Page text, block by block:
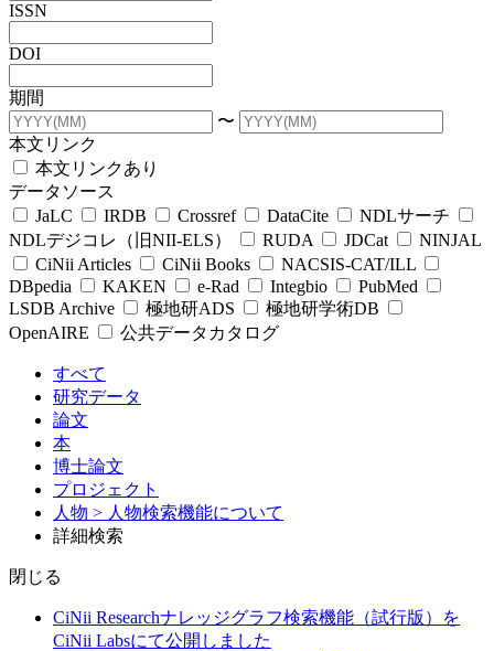
ISSN
DOI
期間
〜
本文リンク
本文リンクあり
データソース
JaLC
IRDB Crossref DataCite
NDLサーチ
NDLデジコレ（旧NII-ELS）
RUDA JDCat
NINJAL
CiNii Articles
CiNii Books
NACSIS-CAT/ILL
DBpedia
KAKEN e-Rad Integbio
PubMed
LSDB Archive
極地研ADS
極地研学術DB
OpenAIRE
公共データカタログ
すべて
研究データ
論文
本
博士論文
プロジェクト
人物 > 人物検索機能について
詳細検索
閉じる
CiNii Researchナレッジグラフ検索機能（試行版）を
CiNii Labsにて公開しました